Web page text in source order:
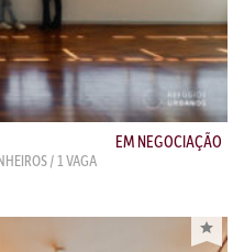
EM NEGOCIAÇÃO
/ 1 VAGA